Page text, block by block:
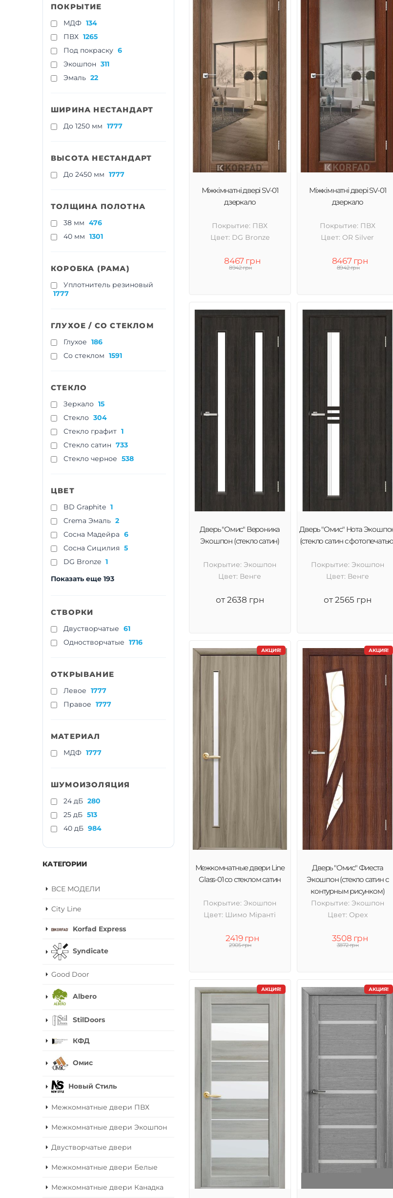
ПОКРЫТИЕ
МДФ 134
ПВХ 1265
Под покраску 6
Экошпон 311
Эмаль 22
ШИРИНА НЕСТАНДАРТ
До 1250 мм 1777
ВЫСОТА НЕСТАНДАРТ
До 2450 мм 1777
ТОЛЩИНА ПОЛОТНА
38 мм 476
40 мм 1301
КОРОБКА (РАМА)
Уплотнитель резиновый
1777
ГЛУХОЕ / СО СТЕКЛОМ
Глухое 186
Со стеклом 1591
СТЕКЛО
Зеркало 15
Стекло 304
Стекло графит 1
Стекло сатин 733
Стекло черное 538
ЦВЕТ
BD Graphite 1
Crema Эмаль 2
Cосна Мадейра 6
Cосна Сицилия 5
DG Bronze 1
Показать еще 193
СТВОРКИ
Двустворчатые 61
Одностворчатые 1716
ОТКРЫВАНИЕ
Левое 1777
Правое 1777
МАТЕРИАЛ
МДФ 1777
ШУМОИЗОЛЯЦИЯ
24 дБ 280
25 дБ 513
40 дБ 984
КАТЕГОРИИ
ВСЕ МОДЕЛИ
City Line
Korfad Express
Syndicate
Good Door
Albero
StilDoors
КФД
Омис
Новый Стиль
Межкомнатные двери ПВХ
Межкомнатные двери Экошпон
Двустворчатые двери
Межкомнатные двери Белые
Межкомнатные двери Канадка
Міжкімнатні двері SV-01
дзеркало
Покрытие: ПВХ
Цвет: DG Bronze
8467 грн
8942 грн
Міжкімнатні двері SV-01
дзеркало
Покрытие: ПВХ
Цвет: OR Silver
8467 грн
8942 грн
Дверь "Омис" Вероника
Экошпон (стекло сатин)
Покрытие: Экошпон
Цвет: Венге
от 2638 грн
Дверь "Омис" Нота
(стекло сатин с
Покрытие: Экошпон
Цвет: Венге
от 2565 грн
АКЦИЯ!
Межкомнатные двери Line
Glass-01 со стеклом сатин
Покрытие: Экошпон
Цвет: Шимо Міранті
2419 грн
2905 грн
АКЦИЯ!
Дверь "Омис" Фиеста
Экошпон (стекло сатин с
контурным рисунком)
Покрытие: Экошпон
Цвет: Орех
3508 грн
3872 грн
АКЦИЯ! АКЦИЯ!